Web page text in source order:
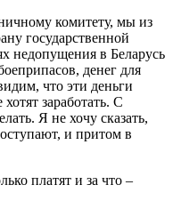
комитету, мы из
государственной
недопущения в Беларусь
денег для
что эти деньги
заработать. С
Я не хочу сказать,
и притом в
платят и за что –